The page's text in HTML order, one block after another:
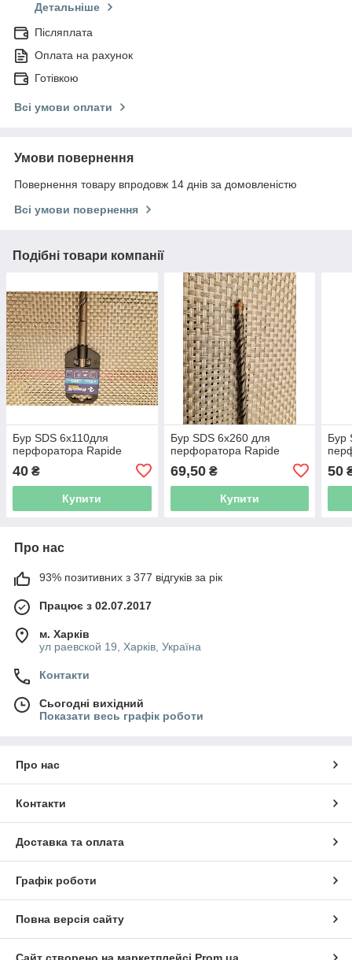
Детальніше
Післяплата
Оплата на рахунок
Готівкою
Всі умови оплати
Умови повернення
Повернення товару впродовж 14 днів за домовленістю
Всі умови повернення
Подібні товари компанії
Бур SDS 6х110для
перфоратора Rapide
40 ₴
Купити
Бур SDS 6х260 для
перфоратора Rapide
69,50₴
Купити
Бур
50
Про нас
93% позитивних з 377 відгуків за рік
Працює з 02.07.2017
м. Харків
ул раевской 19, Харків, Україна
Контакти
Сьогодні вихідний
Показати весь графік роботи
Про нас
Контакти
Доставка та оплата
Графік роботи
Повна версія сайту